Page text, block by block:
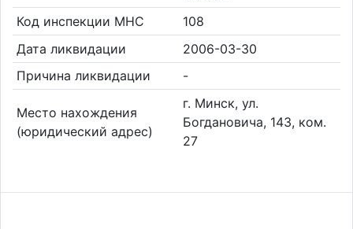
Код инспекции МНС
108
Дата ликвидации
2006-03-30
Причина ликвидации
-
Место нахождения
(юридический адрес)
г. Минск, ул.
Богдановича, 143, ком.
27